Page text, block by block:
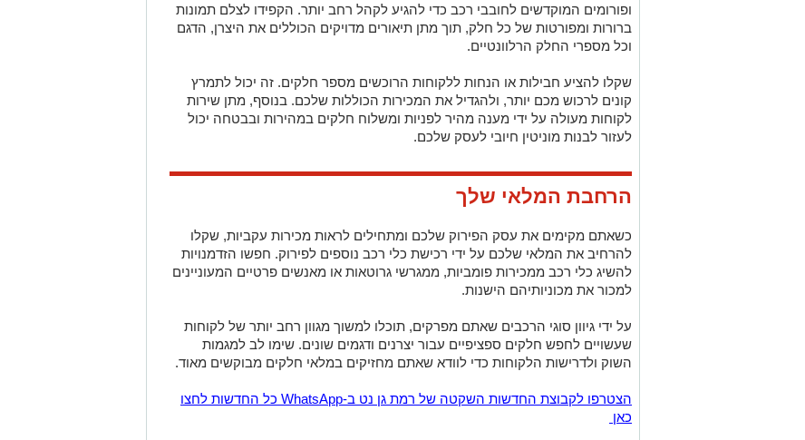
קונים לרכוש מכם יותר, ולהגדיל את המכירות הכוללות שלכם. בנוסף, מתן שירות
לקוחות מעולה על ידי מענה מהיר לפניות ומשלוח חלקים במהירות ובבטחה יכול
לעזור לבנות מוניטין חיובי לעסק שלכם.
הרחבת המלאי שלך
כשאתם מקימים את עסק הפירוק שלכם ומתחילים לראות מכירות עקביות, שקלו
להשיג כלי רכב ממכירות פומביות, ממגרשי גרוטאות או מאנשים פרטיים המעוניינים
למכור את מכוניותיהם הישנות.
על ידי גיוון סוגי הרכבים שאתם מפרקים, תוכלו למשוך מגוון רחב יותר של לקוחות
שעשויים לחפש חלקים ספציפיים עבור יצרנים ודגמים שונים. שימו לב למגמות
השוק ולדרישות הלקוחות כדי לוודא שאתם מחזיקים במלאי חלקים מבוקשים מאוד.
כאן